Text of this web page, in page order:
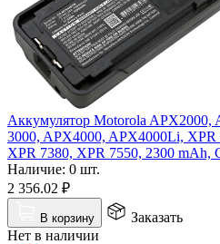
Аккумулятор Motorola
3000, APX4000, APX4000Li, XPR
XPR 7380, XPR 7550, 2300 mAh,
Наличие: 0 шт.
2 356.02 ₽
В корзину
Заказать
Нет в наличии